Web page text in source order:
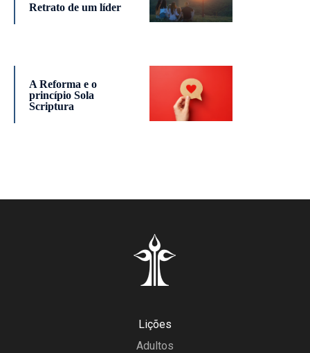
Retrato de um líder
A Reforma e o
princípio Sola
Scriptura
Lições
Adultos